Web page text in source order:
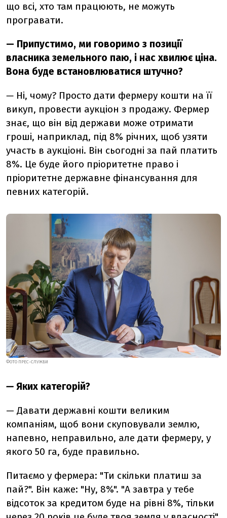
що всі, хто там працюють, не можуть
програвати.
— Припустимо, ми говоримо з позиції
власника земельного паю, і нас хвилює ціна.
Вона буде встановлюватися штучно?
— Ні, чому? Просто дати фермеру кошти на її
викуп, провести аукціон з продажу. Фермер
знає, що він від держави може отримати
гроші, наприклад, під 8% річних, щоб узяти
участь в аукціоні. Він сьогодні за пай платить
8%. Це буде його пріоритетне право і
пріоритетне державне фінансування для
певних категорій.
ФОТО ПРЕС-СЛУЖБИ
— Яких категорій?
— Давати державні кошти великим
компаніям, щоб вони скуповували землю,
напевно, неправильно, але дати фермеру, у
якого 50 га, буде правильно.
Питаємо у фермера: "Ти скільки платиш за
пай?". Він каже: "Ну, 8%". "А завтра у тебе
відсоток за кредитом буде на рівні 8%, тільки